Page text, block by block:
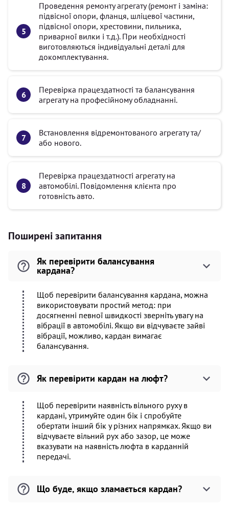
Проведення ремонту агрегату (ремонт і заміна:
підвісної опори, фланця, шліцевої частини,
підвісної опори, хрестовини, пильника,
приварної вилки і т.д.). При необхідності
виготовляються індивідуальні деталі для
докомплектування.
Перевірка працездатності та балансування
агрегату на професійному обладнанні.
Встановлення відремонтованого агрегату та/
або нового.
Перевірка працездатності агрегату на
автомобілі. Повідомлення клієнта про
готовність авто.
Поширені запитання
Як перевірити балансування
кардана?
Щоб перевірити балансування кардана, можна
використовувати простий метод: при
досягненні певної швидкості зверніть увагу на
вібрації в автомобілі. Якщо ви відчуваєте зайві
вібрації, можливо, кардан вимагає
балансування.
Як перевірити кардан на люфт?
Щоб перевірити наявність вільного руху в
кардані, утримуйте один бік і спробуйте
обертати інший бік у різних напрямках. Якщо ви
відчуваєте вільний рух або зазор, це може
вказувати на наявність люфта в карданній
передачі.
Що буде, якщо зламається кардан?